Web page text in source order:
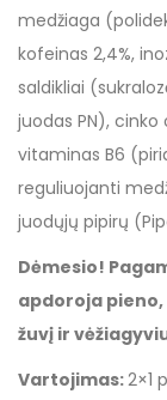
medžiaga
kofeinas 2,4%,
saldikliai
juodas PN),
vitaminas B6
reguliuojanti
juodųjų pipirų
Dėmesio!
apdoroja
žuvį ir
Vartojimas:2×1